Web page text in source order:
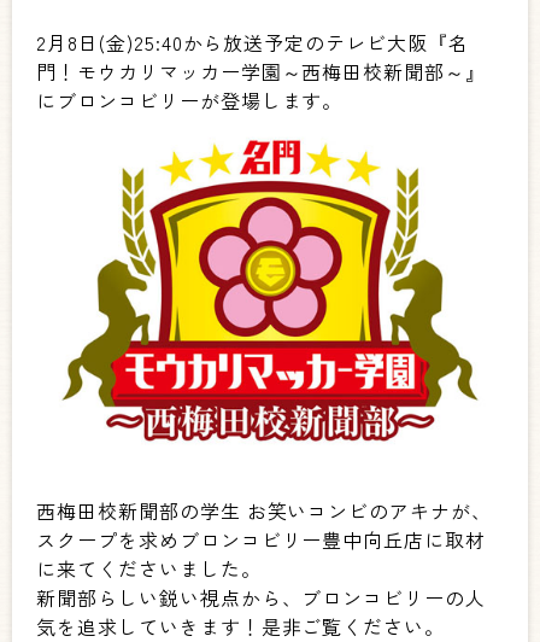
2月8日(金)25:40から放送予定のテレビ大阪『名
門！モウカリマッカー学園～西梅田校新聞部～』
にブロンコビリーが登場します。
西梅田校新聞部の学生 お笑いコンビのアキナが、
スクープを求めブロンコビリー豊中向丘店に取材
に来てくださいました。
新聞部らしい鋭い視点から、ブロンコビリーの人
気を追求していきます！是非ご覧ください。